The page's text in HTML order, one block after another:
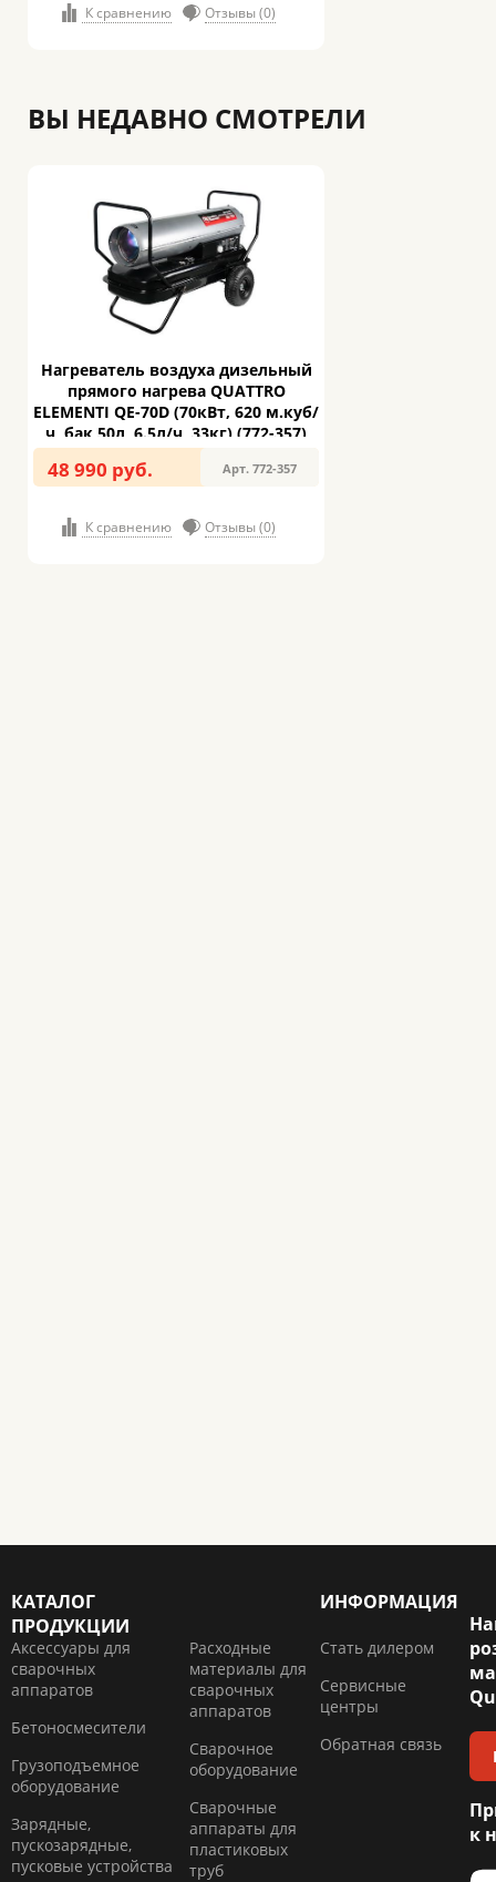
К сравнению Отзывы (0)
ВЫ НЕДАВНО СМОТРЕЛИ
Нагреватель воздуха дизельный
прямого нагрева QUATTRO
ELEMENTI QE-70D (70кВт, 620 м.куб/
ч, бак 50л, 6.5л/ч, 33кг) (772-357)
48 990 руб. Арт. 772-357
К сравнению Отзывы (0)
КАТАЛОГ
ПРОДУКЦИИ
Аксессуары для
сварочных
аппаратов
Бетоносмесители
Грузоподъемное
оборудование
Зарядные,
пускозарядные,
пусковые устройства
Расходные
материалы для
сварочных
аппаратов
Сварочное
оборудование
Сварочные
аппараты для
пластиковых
труб
ИНФОРМАЦИЯ
Стать дилером
Сервисные
центры
Обратная связь
к